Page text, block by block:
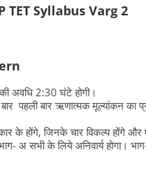
TET Syllabus Varg 2
अवधि 2:30 घंटे होगी।
पहली बार ऋणात्मक मूल्यांकन का
के होंगे, जिनके चार विकल्‍प होंगे और
अ सभी के लिये अनिवार्य होगा।